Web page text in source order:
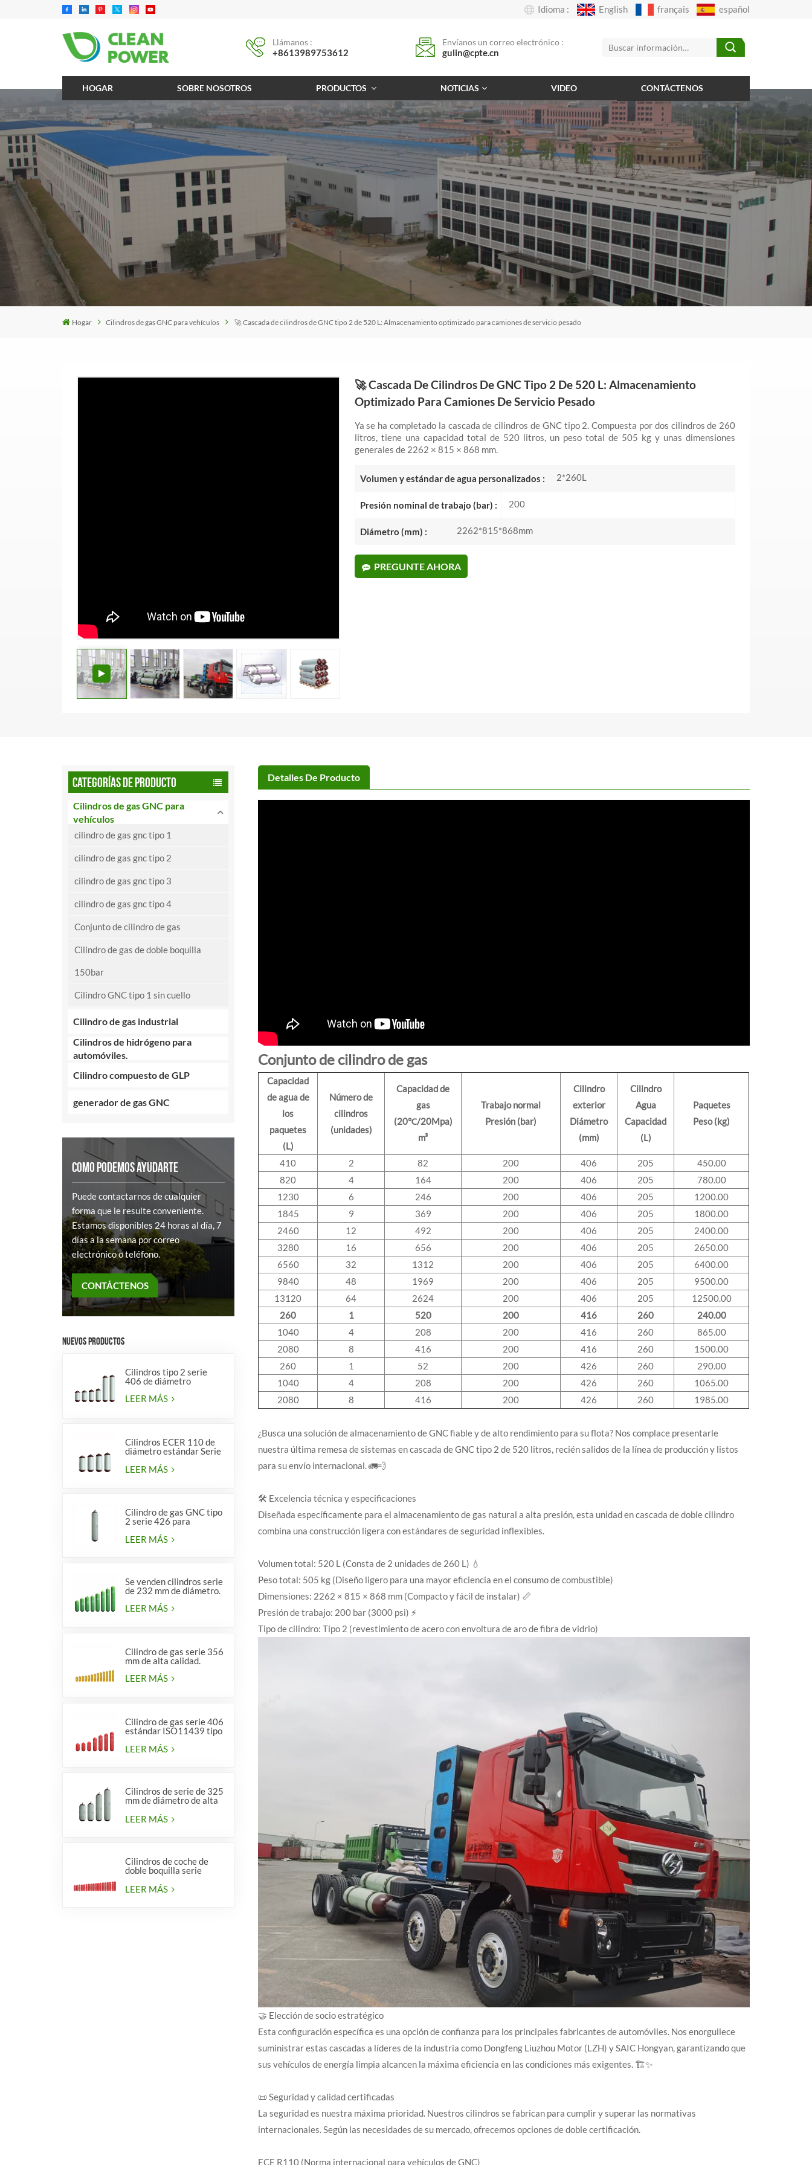
Idioma : English français español
Llámanos :
+8613989753612
Envíanos un correo electrónico :
gulin@cpte.cn
HOGAR SOBRE NOSOTROS PRODUCTOS NOTICIAS VIDEO CONTÁCTENOS
Hogar Cilindros de gas GNC para vehículos 🚀 Cascada de cilindros de GNC tipo 2 de 520 L: Almacenamiento optimizado para camiones de servicio pesado
🚀 Cascada De Cilindros De GNC Tipo 2 De 520 L: Almacenamiento
Optimizado Para Camiones De Servicio Pesado
Ya se ha completado la cascada de cilindros de GNC tipo 2. Compuesta por dos cilindros de 260
litros, tiene una capacidad total de 520 litros, un peso total de 505 kg y unas dimensiones
generales de 2262 × 815 × 868 mm.
Volumen y estándar de agua personalizados : 2*260L
Presión nominal de trabajo (bar) : 200
Diámetro (mm) : 2262*815*868mm
PREGUNTE AHORA
CATEGORÍAS DE PRODUCTO
Cilindros de gas GNC para
vehículos
cilindro de gas gnc tipo 1
cilindro de gas gnc tipo 2
cilindro de gas gnc tipo 3
cilindro de gas gnc tipo 4
Conjunto de cilindro de gas
Cilindro de gas de doble boquilla
150bar
Cilindro GNC tipo 1 sin cuello
Cilindro de gas industrial
Cilindros de hidrógeno para
automóviles.
Cilindro compuesto de GLP
generador de gas GNC
COMO PODEMOS AYUDARTE
Puede contactarnos de cualquier
forma que le resulte conveniente.
Estamos disponibles 24 horas al día, 7
días a la semana por correo
electrónico o teléfono.
CONTÁCTENOS
NUEVOS PRODUCTOS
Cilindros tipo 2 serie
406 de diámetro
LEER MÁS
Cilindros ECER 110 de
diámetro estándar Serie
LEER MÁS
Cilindro de gas GNC tipo
2 serie 426 para
LEER MÁS
Se venden cilindros serie
de 232 mm de diámetro.
LEER MÁS
Cilindro de gas serie 356
mm de alta calidad.
LEER MÁS
Cilindro de gas serie 406
estándar ISO11439 tipo
LEER MÁS
Cilindros de serie de 325
mm de diámetro de alta
LEER MÁS
Cilindros de coche de
doble boquilla serie
diámetro 406 mm
LEER MÁS
Detalles De Producto
Conjunto de cilindro de gas
Capacidad
de agua de
los
paquetes
(L)
Número de
cilindros
(unidades)
Capacidad de
gas
(20℃/20Mpa)
m³
Trabajo normal
Presión (bar)
Cilindro
exterior
Diámetro
(mm)
Cilindro
Agua
Capacidad
(L)
Paquetes
Peso (kg)
410 2 82 200 406 205
450.00
820
4 164 200 406 205
780.00
1230
6 246 200 406 205
1200.00
1845
9 369 200 406 205
1800.00
2460
12 492 200 406 205
2400.00
3280
16 656 200 406 205
2650.00
6560
32 1312 200 406 205
6400.00
9840
48 1969 200 406 205
9500.00
13120
64 2624 200 406 205
12500.00
260
1 520 200 416 260
240.00
1040
4 208 200 416 260
865.00
2080
8 416 200 416 260
1500.00
260
1 52 200 426 260
290.00
1040
4 208 200 426 260
1065.00
2080
8 416 200 426 260 1985.00
¿Busca una solución de almacenamiento de GNC fiable y de alto rendimiento para su flota? Nos complace presentarle
nuestra última remesa de sistemas en cascada de GNC tipo 2 de 520 litros, recién salidos de la línea de producción y listos
para su envío internacional. 🚛💨
🛠️ Excelencia técnica y especificaciones
Diseñada específicamente para el almacenamiento de gas natural a alta presión, esta unidad en cascada de doble cilindro
combina una construcción ligera con estándares de seguridad inflexibles.
Volumen total: 520 L (Consta de 2 unidades de 260 L) 💧
Peso total: 505 kg (Diseño ligero para una mayor eficiencia en el consumo de combustible)
Dimensiones: 2262 × 815 × 868 mm (Compacto y fácil de instalar) 📏
Presión de trabajo: 200 bar (3000 psi) ⚡
Tipo de cilindro: Tipo 2 (revestimiento de acero con envoltura de aro de fibra de vidrio)
🤝 Elección de socio estratégico
Esta configuración específica es una opción de confianza para los principales fabricantes de automóviles. Nos enorgullece
suministrar estas cascadas a líderes de la industria como Dongfeng Liuzhou Motor (LZH) y SAIC Hongyan, garantizando que
sus vehículos de energía limpia alcancen la máxima eficiencia en las condiciones más exigentes. 🏗️✨
📜 Seguridad y calidad certificadas
La seguridad es nuestra máxima prioridad. Nuestros cilindros se fabrican para cumplir y superar las normativas
internacionales. Según las necesidades de su mercado, ofrecemos opciones de doble certificación.
ECE R110 (Norma internacional para vehículos de GNC)